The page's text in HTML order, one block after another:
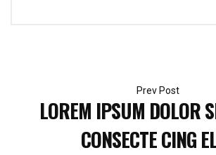
Post
navigation
LOREM IPSUM DOLOR
CONSECTE CING